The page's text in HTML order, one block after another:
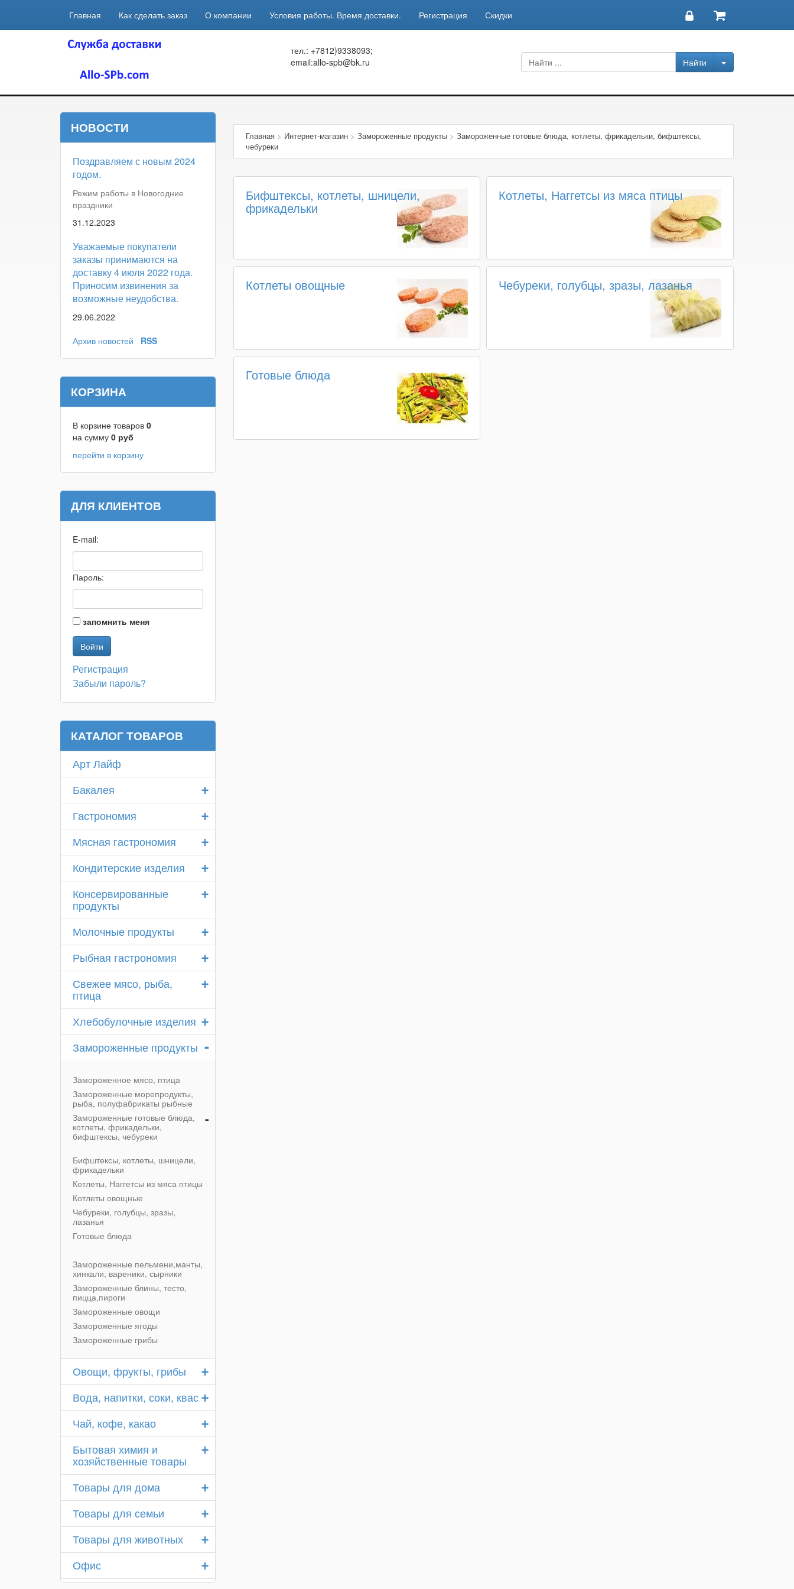
Главная Как сделать заказ О компании Условия работы. Время доставки. Регистрация Скидки
тел.: +7812)9338093;
email:allo-spb@bk.ru
Главная> Интернет-магазин> Замороженные продукты> Замороженные готовые блюда, котлеты, фрикадельки, бифштексы,
чебуреки
Бифштексы, котлеты, шницели,
фрикадельки
Котлеты, Наггетсы из мяса птицы
Котлеты овощные Чебуреки, голубцы, зразы, лазанья
Готовые блюда
НОВОСТИ
Поздравляем с новым 2024
годом.
Режим работы в Новогодние
праздники
31.12.2023
Уважаемые покупатели
заказы принимаются на
доставку 4 июля 2022 года.
Приносим извинения за
возможные неудобства.
29.06.2022
Архив новостей
RSS
КОРЗИНА
В корзине товаров 0
на сумму 0 руб
перейти в корзину
ДЛЯ КЛИЕНТОВ
E-mail:
Пароль:
запомнить меня
Регистрация
Забыли пароль?
КАТАЛОГ ТОВАРОВ
Арт Лайф
+
Бакалея
+
Гастрономия
+
Мясная гастрономия
+
Кондитерские изделия
+
Консервированные
продукты
+
Молочные продукты
+
Рыбная гастрономия
+
Свежее мясо, рыба,
птица
+
Хлебобулочные изделия
-
Замороженные продукты
Замороженное мясо, птица
Замороженные морепродукты,
рыба, полуфабрикаты рыбные
-
Замороженные готовые блюда,
котлеты, фрикадельки,
бифштексы, чебуреки
Бифштексы, котлеты, шницели,
фрикадельки
Котлеты, Наггетсы из мяса птицы
Котлеты овощные
Чебуреки, голубцы, зразы,
лазанья
Готовые блюда
Замороженные пельмени,манты,
хинкали, вареники, сырники
Замороженные блины, тесто,
пицца,пироги
Замороженные овощи
Замороженные ягоды
Замороженные грибы
+
Овощи, фрукты, грибы
+
Вода, напитки, соки, квас
+
Чай, кофе, какао
+
Бытовая химия и
хозяйственные товары
+
Товары для дома
+
Товары для семьи
+
Товары для животных
+
Офис